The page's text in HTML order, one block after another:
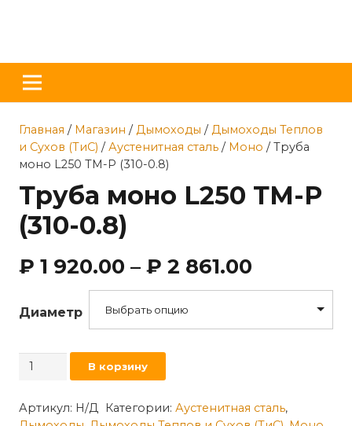
Главная / Магазин /Дымоходы /Дымоходы Теплов
и Сухов (ТиС) /Аустенитная сталь / Моно / Труба
моно L250 ТМ-Р (310-0.8)
Труба моно L250 ТМ-Р
(310-0.8)
₽ 1 920.00 – ₽ 2 861.00
Диаметр Выбрать опцию
Количество
Труба
В корзину
Артикул: Н/Д Категории: Аустенитная сталь,